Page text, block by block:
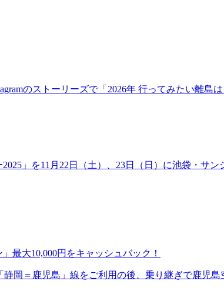
のストーリーズで「2026年 行ってみたい離島
」を11月22日（土）、23日（日）に池袋・サ
最大10,000円をキャッシュバック！
岡＝鹿児島」線をご利用の後、乗り継ぎで鹿児